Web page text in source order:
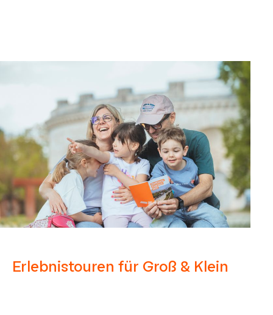
Erlebnistouren für Groß & Klein